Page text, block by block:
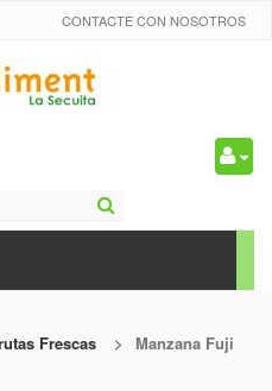
CONTACTE CON NOSOTROS
+
Frescas >
Manzana Fuji